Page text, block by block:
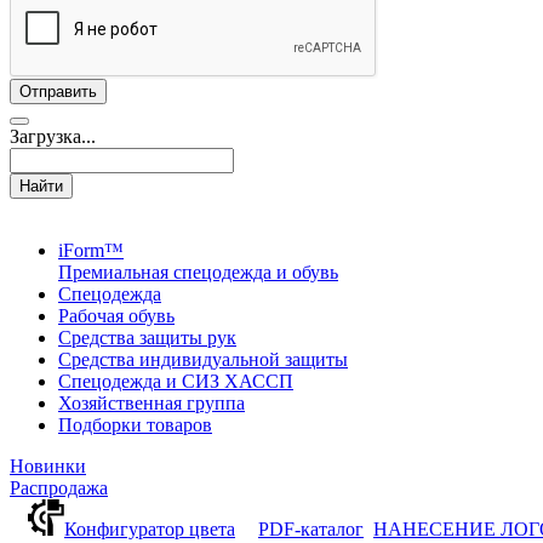
Загрузка...
Найти
iForm™
Премиальная спецодежда и обувь
Спецодежда
Рабочая обувь
Средства защиты рук
Средства индивидуальной защиты
Спецодежда и СИЗ ХАССП
Хозяйственная группа
Подборки товаров
Новинки
Распродажа
Конфигуратор цвета
PDF-каталог НАНЕСЕНИЕ